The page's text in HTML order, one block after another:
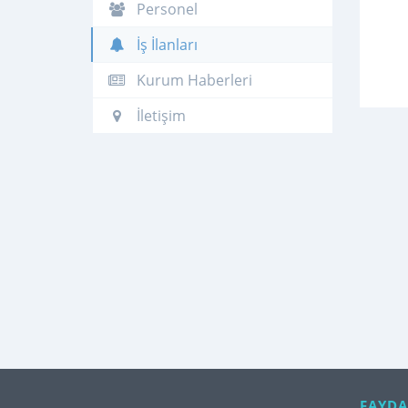
Personel
İş İlanları
Kurum Haberleri
İletişim